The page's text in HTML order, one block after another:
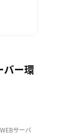
バー環
サーバ